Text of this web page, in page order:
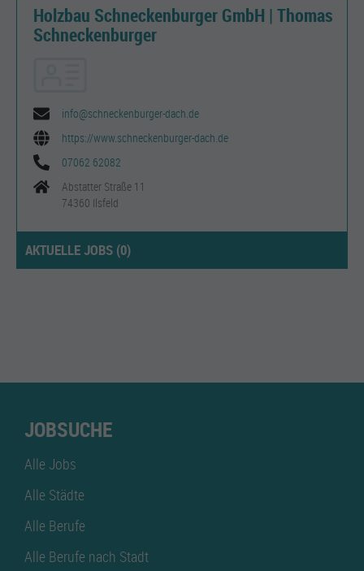
Holzbau Schneckenburger GmbH | Thomas
Schneckenburger
info@schneckenburger-dach.de
https://www.schneckenburger-dach.de
07062 62082
Abstatter Straße 11
74360 Ilsfeld
AKTUELLE JOBS (0)
JOBSUCHE
Alle Jobs
Alle Städte
Alle Berufe
Alle Berufe nach Stadt